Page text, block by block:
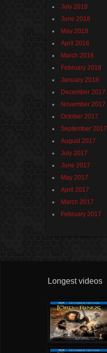
July 2018
June 2018
May 2018
April 2018
March 2018
February 2018
January 2018
December 2017
November 2017
October 2017
September 2017
August 2017
July 2017
June 2017
May 2017
April 2017
March 2017
February 2017
Longest videos